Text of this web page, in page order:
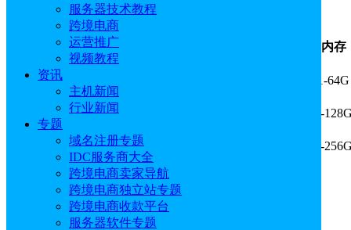
服务器技术教程
跨境电商
运营推广
视频教程
资讯
主机新闻
行业新闻
专题
域名注册专题
IDC服务商大全
跨境电商卖家导航
跨境电商独立站专题
跨境电商收款平台
服务器软件专题
恒创科技香港云服务器方案推荐：
机房 内存
中国香港 1-64G
中国香港 4-
中国香港 内存型 8-
《点击进入官网选购
本文测评的是通用型方案，配置为：2核4G、50GB硬